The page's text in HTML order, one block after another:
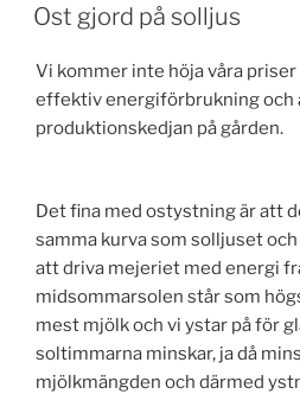
Ost gjord på solljus
Vi kommer inte höja våra priser
effektiv energiförbrukning och
produktionskedjan på gården.
Det fina med ostystning är att
samma kurva som solljuset
att driva mejeriet med energi
midsommarsolen står som
mest mjölk och vi ystar på för
soltimmarna minskar, ja då
mjölkmängden och därmed